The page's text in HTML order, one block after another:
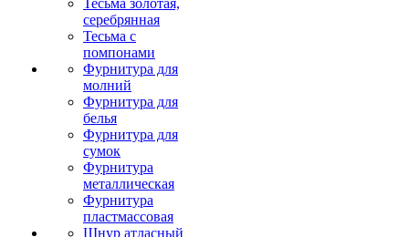
Тесьма золотая,
серебрянная
Тесьма с
помпонами
Фурнитура для
молний
Фурнитура для
белья
Фурнитура для
сумок
Фурнитура
металлическая
Фурнитура
пластмассовая
Шнур атласный